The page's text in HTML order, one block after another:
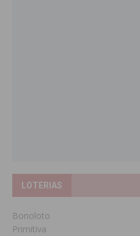
LOTERIAS
Bonoloto
Primitiva